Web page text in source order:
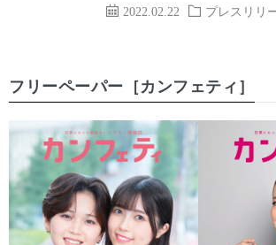
2022.02.22 プレスリリ
フリーペーパー［カンフェティ］